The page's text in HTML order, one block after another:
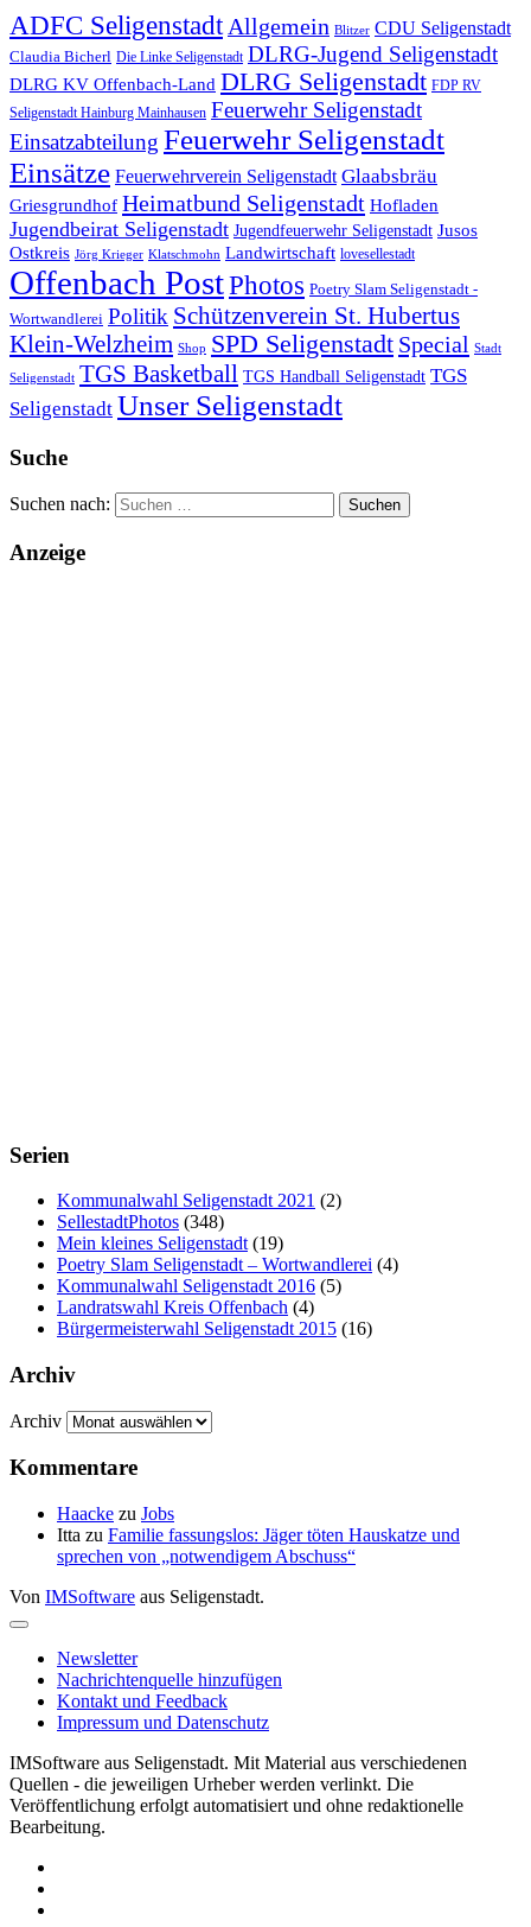
ADFC Seligenstadt Allgemein Blitzer CDU Seligenstadt
Claudia Bicherl Die Linke Seligenstadt DLRG-Jugend Seligenstadt
DLRG KV Offenbach-Land DLRG Seligenstadt FDP RV
Seligenstadt Hainburg Mainhausen Feuerwehr Seligenstadt
Einsatzabteilung Feuerwehr Seligenstadt
Einsätze Feuerwehrverein Seligenstadt Glaabsbräu
Griesgrundhof Heimatbund Seligenstadt Hofladen
Jugendbeirat Seligenstadt Jugendfeuerwehr Seligenstadt Jusos
Ostkreis Jörg Krieger Klatschmohn Landwirtschaft lovesellestadt
Offenbach PostPhotos Poetry Slam Seligenstadt -
Wortwandlerei Politik Schützenverein St. Hubertus
Klein-Welzheim Shop SPD Seligenstadt Special Stadt
Seligenstadt TGS Basketball TGS Handball Seligenstadt TGS
Seligenstadt Unser Seligenstadt
Suche
Suchen nach:
Anzeige
Serien
Kommunalwahl Seligenstadt 2021 (2)
SellestadtPhotos (348)
Mein kleines Seligenstadt (19)
Poetry Slam Seligenstadt – Wortwandlerei (4)
Kommunalwahl Seligenstadt 2016 (5)
Landratswahl Kreis Offenbach (4)
Bürgermeisterwahl Seligenstadt 2015 (16)
Archiv
Archiv
Kommentare
Haacke zu Jobs
Itta zu Familie fassungslos: Jäger töten Hauskatze und
sprechen von „notwendigem Abschuss“
Von IMSoftware aus Seligenstadt.
Newsletter
Nachrichtenquelle hinzufügen
Kontakt und Feedback
Impressum und Datenschutz
IMSoftware aus Seligenstadt. Mit Material aus verschiedenen
Quellen - die jeweiligen Urheber werden verlinkt. Die
Veröffentlichung erfolgt automatisiert und ohne redaktionelle
Bearbeitung.